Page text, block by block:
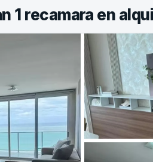
1 recamara en